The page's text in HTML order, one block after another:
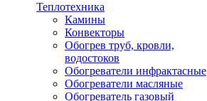
Теплотехника
Камины
Конвекторы
Обогрев труб, кровли,
водостоков
Обогреватели инфрактасные
Обогреватели масляные
Обогреватель газовый